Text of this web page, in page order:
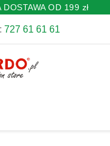
DOSTAWA OD 199 zł
727 61 61 61